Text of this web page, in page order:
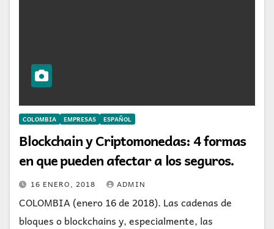
COLOMBIA EMPRESAS ESPAÑOL
Blockchain y Criptomonedas: 4 formas
en que pueden afectar a los seguros.
16 ENERO, 2018 ADMIN
COLOMBIA (enero 16 de 2018). Las cadenas de
bloques o blockchains y, especialmente, las